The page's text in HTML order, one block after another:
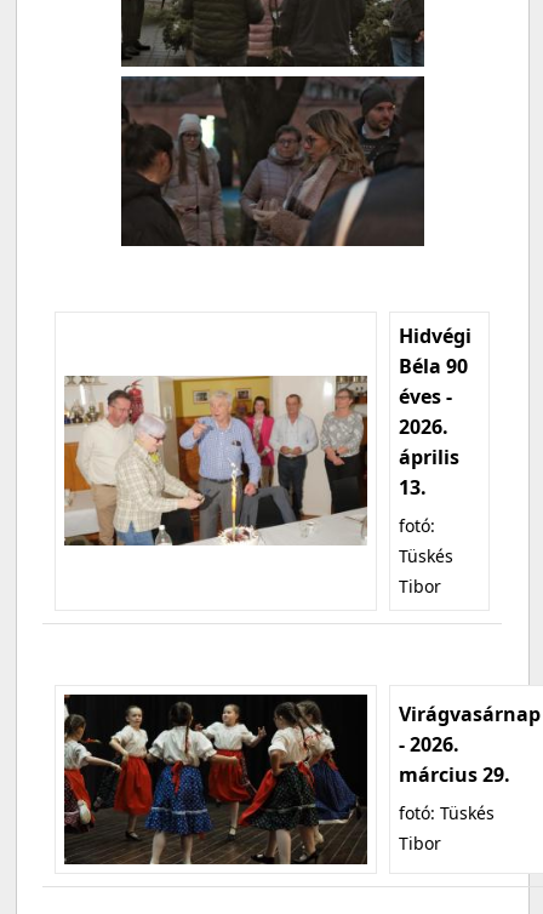
Hidvégi
Béla 90
éves -
2026.
április
13.
fotó:
Tüskés
Tibor
Virágvasárnap
- 2026.
március 29.
fotó: Tüskés
Tibor